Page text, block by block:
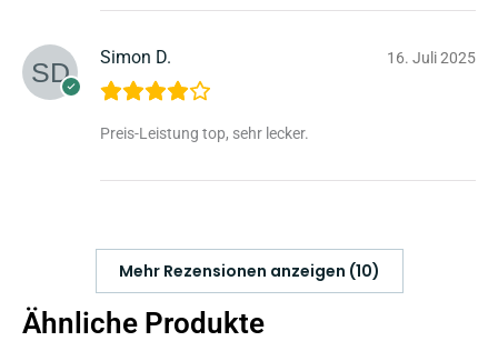
Simon D. 16. Juli 2025
Preis-Leistung top, sehr lecker.
Mehr Rezensionen anzeigen (10)
Ähnliche Produkte